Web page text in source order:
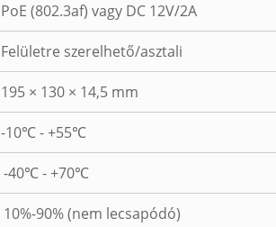
PoE (802.3af) vagy DC 12V/2A
Felületre szerelhető/asztali
195 × 130 × 14,5 mm
-10℃ - +55℃
-40℃ - +70℃
10%-90% (nem lecsapódó)